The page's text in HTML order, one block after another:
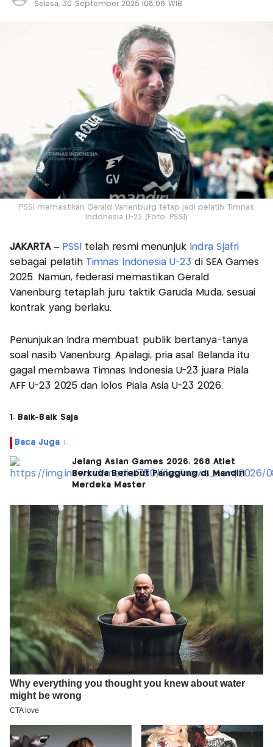
Selasa, 30 September 2025 |08:06 WIB
PSSI memastikan Gerald Vanenburg tetap jadi pelatih Timnas
Indonesia U-23 (Foto: PSSI)
JAKARTA – PSSI telah resmi menunjuk Indra Sjafri
sebagai pelatih Timnas Indonesia U-23 di SEA Games
2025. Namun, federasi memastikan Gerald
Vanenburg tetaplah juru taktik Garuda Muda, sesuai
kontrak yang berlaku.
Penunjukan Indra membuat publik bertanya-tanya
soal nasib Vanenburg. Apalagi, pria asal Belanda itu
gagal membawa Timnas Indonesia U-23 juara Piala
AFF U-23 2025 dan lolos Piala Asia U-23 2026.
1. Baik-Baik Saja
Baca Juga :
Jelang Asian Games 2026, 268 Atlet
Berkuda Berebut Panggung di Mandiri
Merdeka Master